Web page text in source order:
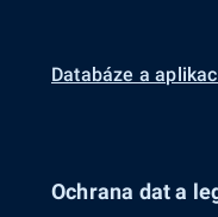
Databáze a
Ochrana dat a